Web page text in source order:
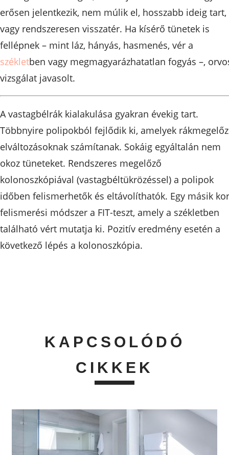
erősen jelentkezik, nem múlik el, hosszabb ideig tart,
vagy rendszeresen visszatér. Ha kísérő tünetek is
fellépnek – mint láz, hányás, hasmenés, vér a
székletben vagy megmagyarázhatatlan fogyás –,
vizsgálat javasolt.
A vastagbélrák kialakulása gyakran évekig tart.
Többnyire polipokból fejlődik ki, amelyek
elváltozásoknak számítanak. Sokáig egyáltalán nem
okoz tüneteket. Rendszeres megelőző
kolonoszkópiával (vastagbéltükrözéssel) a polipok
időben felismerhetők és eltávolíthatók. Egy másik
felismerési módszer a FIT-teszt, amely a székletben
található vért mutatja ki. Pozitív eredmény esetén a
következő lépés a kolonoszkópia.
KAPCSOLÓDÓ
CIKKEK